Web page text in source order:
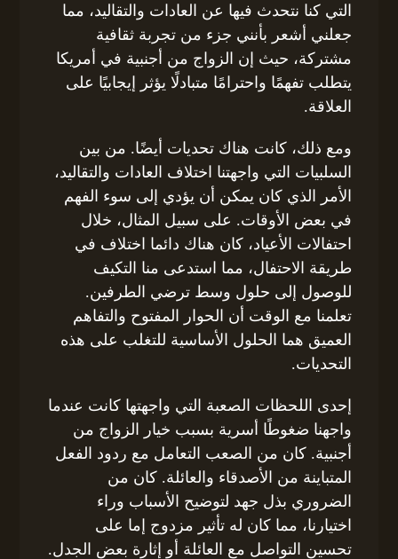
التي كنا نتحدث فيها عن العادات والتقاليد، مما
جعلني أشعر بأنني جزء من تجربة ثقافية
مشتركة، حيث إن الزواج من أجنبية في أمريكا
يتطلب تفهمًا واحترامًا متبادلًا يؤثر إيجابيًا على
العلاقة.
ومع ذلك، كانت هناك تحديات أيضًا. من بين
السلبيات التي واجهتنا اختلاف العادات والتقاليد،
الأمر الذي كان يمكن أن يؤدي إلى سوء الفهم
في بعض الأوقات. على سبيل المثال، خلال
احتفالات الأعياد، كان هناك دائما اختلاف في
طريقة الاحتفال، مما استدعى منا التكيف
للوصول إلى حلول وسط ترضي الطرفين.
تعلمنا مع الوقت أن الحوار المفتوح والتفاهم
العميق هما الحلول الأساسية للتغلب على هذه
التحديات.
إحدى اللحظات الصعبة التي واجهتها كانت عندما
واجهنا ضغوطًا أسرية بسبب خيار الزواج من
أجنبية. كان من الصعب التعامل مع ردود الفعل
المتباينة من الأصدقاء والعائلة. كان من
الضروري بذل جهد لتوضيح الأسباب وراء
اختيارنا، مما كان له تأثير مزدوج إما على
تحسين التواصل مع العائلة أو إثارة بعض الجدل.